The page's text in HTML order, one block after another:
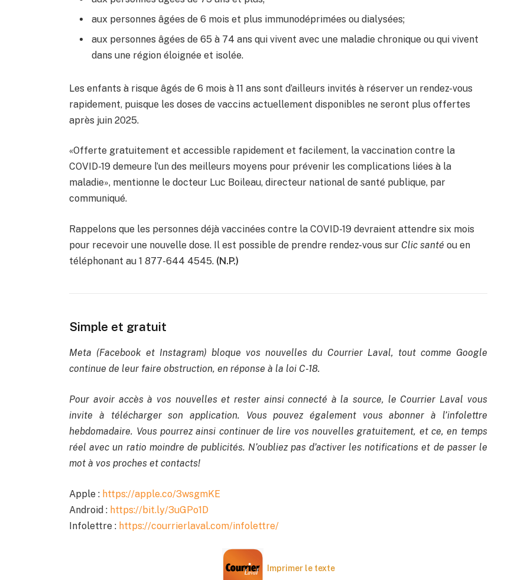
aux personnes âgées de 6 mois et plus immunodéprimées ou dialysées;
aux personnes âgées de 65 à 74 ans qui vivent avec une maladie chronique ou qui vivent
dans une région éloignée et isolée.
Les enfants à risque âgés de 6 mois à 11 ans sont d’ailleurs invités à réserver un rendez-vous
rapidement, puisque les doses de vaccins actuellement disponibles ne seront plus offertes
après juin 2025.
«Offerte gratuitement et accessible rapidement et facilement, la vaccination contre la
COVID-19 demeure l’un des meilleurs moyens pour prévenir les complications liées à la
maladie», mentionne le docteur Luc Boileau, directeur national de santé publique, par
communiqué.
Rappelons que les personnes déjà vaccinées contre la COVID-19 devraient attendre six mois
pour recevoir une nouvelle dose. Il est possible de prendre rendez-vous sur Clic santé ou en
téléphonant au 1 877-644 4545. (N.P.)
Simple et gratuit
Meta (Facebook et Instagram) bloque vos nouvelles du Courrier Laval, tout comme Google
continue de leur faire obstruction, en réponse à la loi C-18.
Pour avoir accès à vos nouvelles et rester ainsi connecté à la source, le Courrier Laval vous
invite à télécharger son application. Vous pouvez également vous abonner à l’infolettre
hebdomadaire. Vous pourrez ainsi continuer de lire vos nouvelles gratuitement, et ce, en temps
réel avec un ratio moindre de publicités. N’oubliez pas d’activer les notifications et de passer le
mot à vos proches et contacts!
Apple : https://apple.co/3wsgmKE
Android : https://bit.ly/3uGPo1D
Infolettre : https://courrierlaval.com/infolettre/
Imprimer le texte